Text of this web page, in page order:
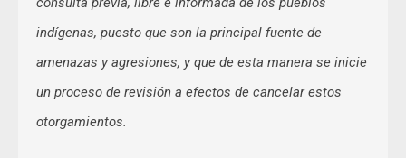
indígenas, puesto que son la principal fuente de
amenazas y agresiones, y que de esta manera se inicie
un proceso de revisión a efectos de cancelar estos
otorgamientos.